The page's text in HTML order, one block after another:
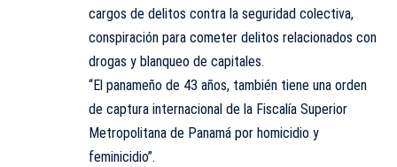
cargos de delitos contra la seguridad colectiva,
conspiración para cometer delitos relacionados con
drogas y blanqueo de capitales.
“El panameño de 43 años, también tiene una orden
de captura internacional de la Fiscalía Superior
Metropolitana de Panamá por homicidio y
feminicidio”.